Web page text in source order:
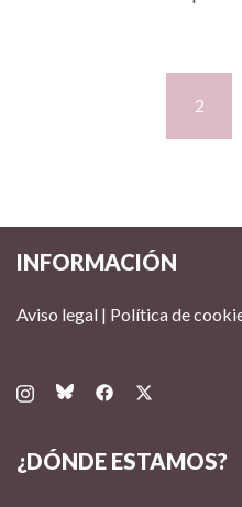
2
INFORMACIÓN
Aviso legal | Política de
¿DÓNDE ESTAMOS?